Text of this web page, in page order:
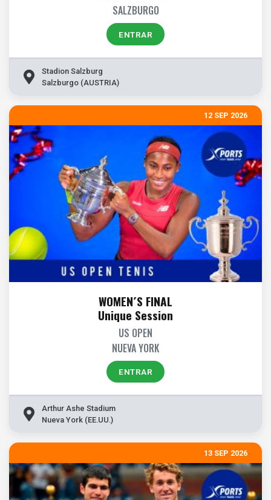
SALZBURGO
ENTRAR
Stadion Salzburg
Salzburgo (AUSTRIA)
12 SEP 2026
WOMEN´S FINAL
Unique Session
US OPEN
NUEVA YORK
ENTRAR
Arthur Ashe Stadium
Nueva York (EE.UU.)
13 SEP 2026